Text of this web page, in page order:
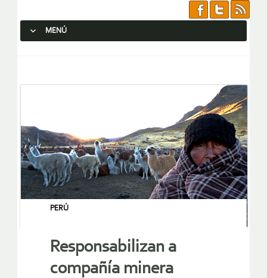
MENÚ
PERÚ
Responsabilizan a
compañía minera